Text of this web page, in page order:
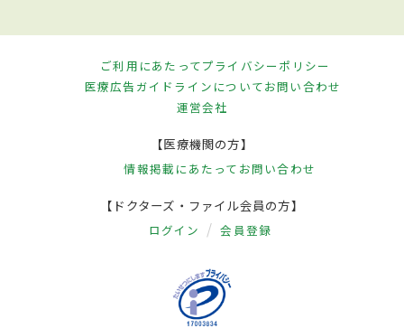
ご利用にあたってプライバシーポリシー
医療広告ガイドラインについてお問い合わせ
運営会社
【医療機関の方】
情報掲載にあたって お問い合わせ
【ドクターズ・ファイル会員の方】
ログイン 会員登録